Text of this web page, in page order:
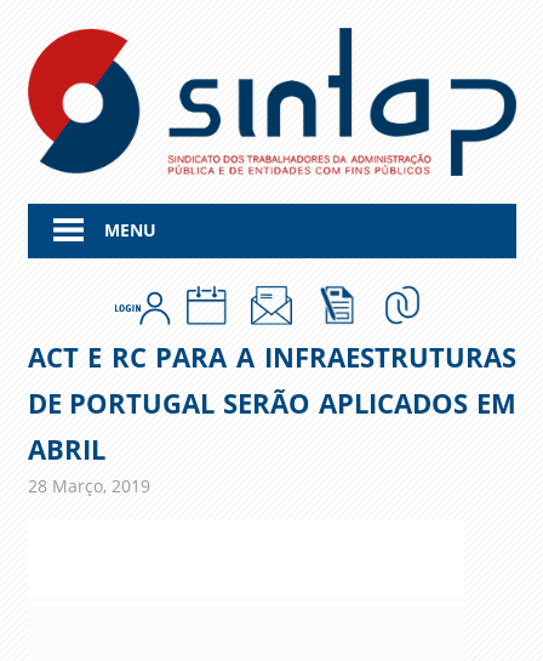
content
MENU
ACT E RC PARA A INFRAESTRUTURAS
DE PORTUGAL SERÃO APLICADOS EM
ABRIL
28 Março, 2019admin
Comunicados